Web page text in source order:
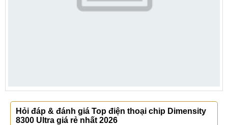
Hỏi đáp & đánh giá Top điện thoại chip Dimensity
8300 Ultra giá rẻ nhất 2026